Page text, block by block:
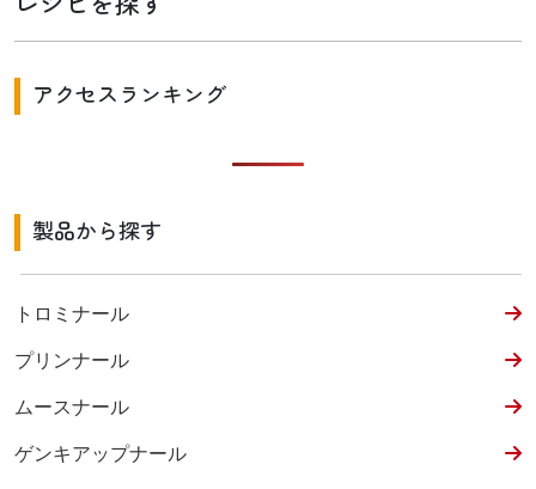
アクセスランキング
製品から探す
トロミナール
プリンナール
ムースナール
ゲンキアップナール